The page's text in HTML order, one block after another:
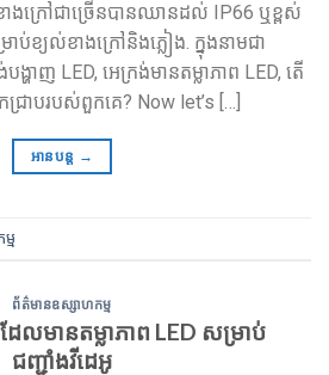
ាងក្រៅជាច្រើនបានឈានដល់ IP66 ឬខ្ពស់
ាប់ខ្យល់ខាងក្រៅនិងភ្លៀង. ក្នុងនាមជា
ហាញ LED, អេក្រង់មានតម្លាភាព LED, តើ
ជ្រាបរបស់ពួកគេ? Now let’s […]
អានបន្ត →
ម
ព័ត៌មានឧស្សាហកម្ម
ែលមានតម្លាភាព LED សម្រាប់
ជញ្ជាំងវីដេអូ